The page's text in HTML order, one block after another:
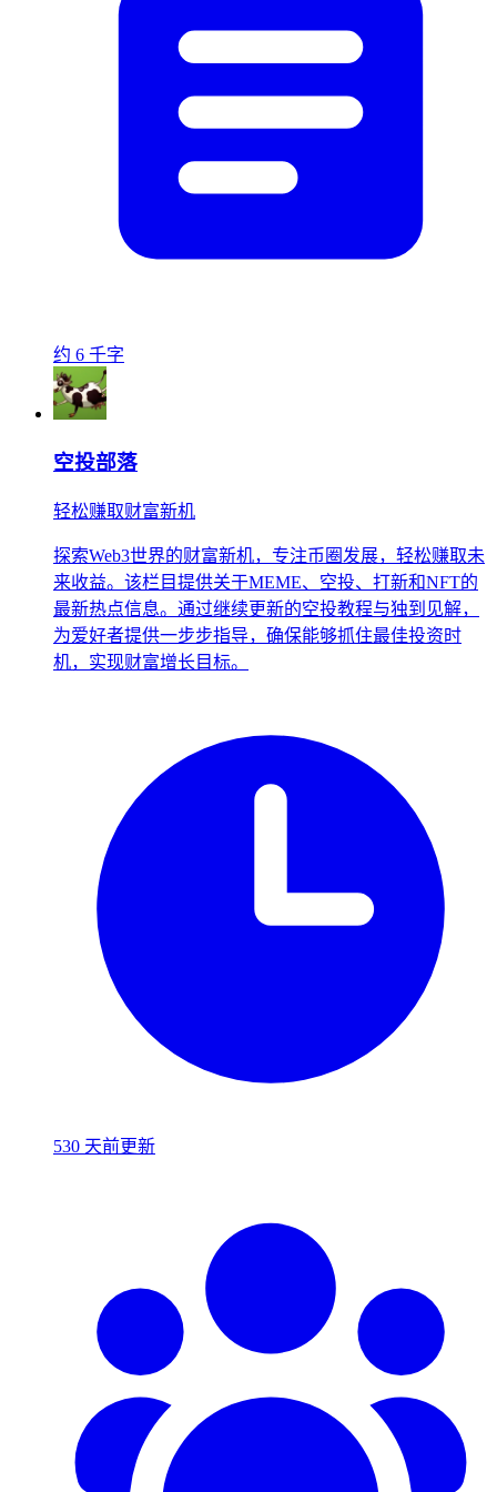
约 6 千字
空投部落
轻松赚取财富新机
探索Web3世界的财富新机，专注币圈发展，轻松赚取未
来收益。该栏目提供关于MEME、空投、打新和NFT的
最新热点信息。通过继续更新的空投教程与独到见解，
为爱好者提供一步步指导，确保能够抓住最佳投资时
机，实现财富增长目标。
530 天前更新